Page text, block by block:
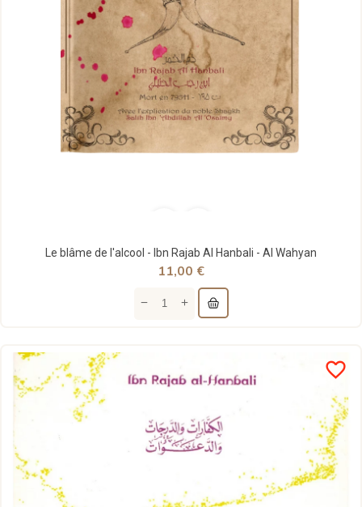
Le blâme de l'alcool - Ibn Rajab Al Hanbali - Al Wahyan
11,00 €
favorite_border